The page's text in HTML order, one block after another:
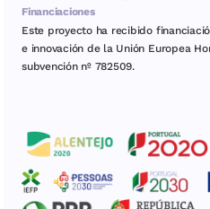
Financiaciones
Este proyecto ha recibido
e innovación de la Unión Europea
subvención nº 782509.